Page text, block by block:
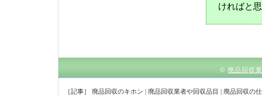
ければと
© 廃品回収
［記事］ 廃品回収のキホン | 廃品回収業者や回収品目 | 廃品回収の